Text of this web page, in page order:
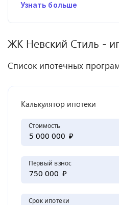
Узнать больше
ЖК Невский Стиль -
Список ипотечных
Калькулятор ипотеки
Стоимость
₽
Первый взнос
₽
Срок ипотеки